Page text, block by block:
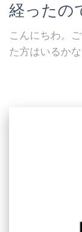
経ったの
こんにちわ。
た方はいるか